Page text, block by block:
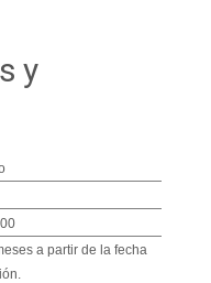
y
a partir de la fecha